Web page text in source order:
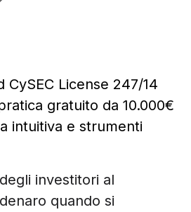
CySEC License 247/14
gratuito da 10.000€
intuitiva e strumenti
investitori al
quando si